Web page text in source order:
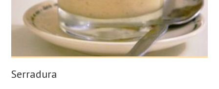
Serradura